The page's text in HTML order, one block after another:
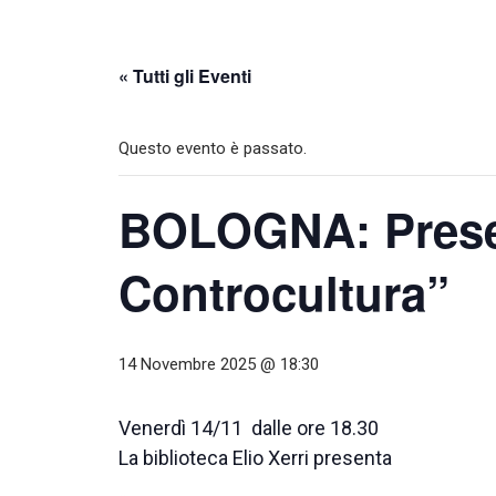
« Tutti gli Eventi
Questo evento è passato.
BOLOGNA:
Controcultura”
14 Novembre 2025 @ 18:30
Venerdì 14/11 dalle ore 18.30
La biblioteca Elio Xerri presenta